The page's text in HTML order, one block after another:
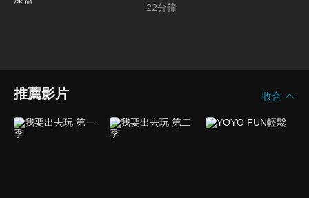
22分鐘
推薦影片 收合